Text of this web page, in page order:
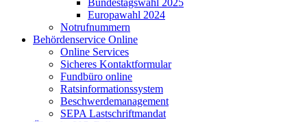
Bundestagswahl 2025
Europawahl 2024
Notrufnummern
Behördenservice Online
Online Services
Sicheres Kontaktformular
Fundbüro online
Ratsinformationssystem
Beschwerdemanagement
SEPA Lastschriftmandat